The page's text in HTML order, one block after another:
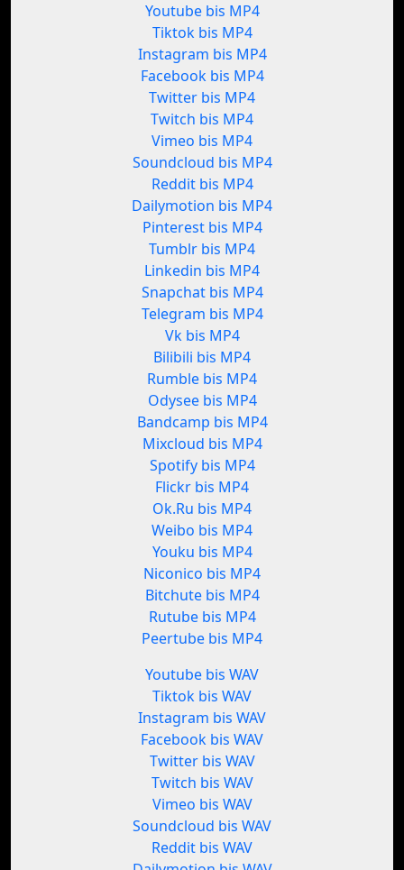
Youtube bis MP4
Tiktok bis MP4
Instagram bis MP4
Facebook bis MP4
Twitter bis MP4
Twitch bis MP4
Vimeo bis MP4
Soundcloud bis MP4
Reddit bis MP4
Dailymotion bis MP4
Pinterest bis MP4
Tumblr bis MP4
Linkedin bis MP4
Snapchat bis MP4
Telegram bis MP4
Vk bis MP4
Bilibili bis MP4
Rumble bis MP4
Odysee bis MP4
Bandcamp bis MP4
Mixcloud bis MP4
Spotify bis MP4
Flickr bis MP4
Ok.Ru bis MP4
Weibo bis MP4
Youku bis MP4
Niconico bis MP4
Bitchute bis MP4
Rutube bis MP4
Peertube bis MP4
Youtube bis WAV
Tiktok bis WAV
Instagram bis WAV
Facebook bis WAV
Twitter bis WAV
Twitch bis WAV
Vimeo bis WAV
Soundcloud bis WAV
Reddit bis WAV